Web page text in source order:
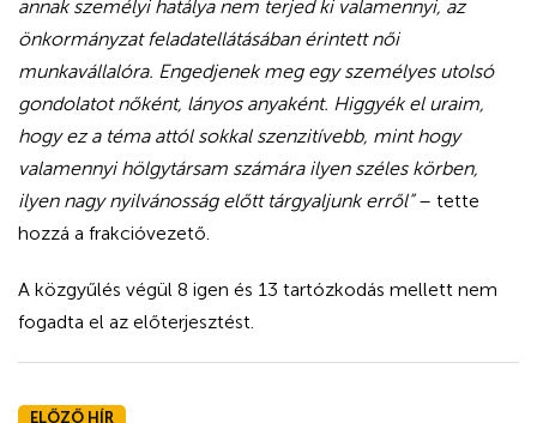
annak személyi hatálya nem terjed ki valamennyi, az
önkormányzat feladatellátásában érintett női
munkavállalóra. Engedjenek meg egy személyes utolsó
gondolatot nőként, lányos anyaként. Higgyék el uraim,
hogy ez a téma attól sokkal szenzitívebb, mint hogy
valamennyi hölgytársam számára ilyen széles körben,
ilyen nagy nyilvánosság előtt tárgyaljunk erről”– tette
hozzá a frakcióvezető.
A közgyűlés végül 8 igen és 13 tartózkodás mellett nem
fogadta el az előterjesztést.
ELŐZŐ HÍR